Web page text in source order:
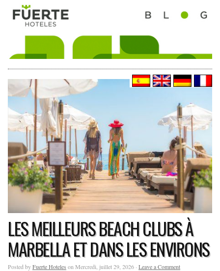
LES MEILLEURS BEACH CLUBS À
MARBELLA ET DANS LES ENVIRONS
Posted byFuerte Hoteles on Mercredi, juillet 29, 2026 · Leave a Comment